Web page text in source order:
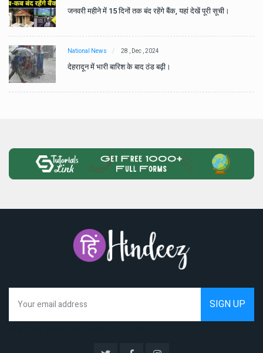
जनवरी महीने में 15 दिनों तक बंद रहेंगे बैंक, यहां देखें पूरी सूची।
National News 28 , Dec , 2024
देहरादून में भारी बारिश के बाद ठंड बढ़ी।